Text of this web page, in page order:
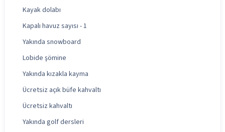
Kayak dolabı
Kapalı havuz sayısı - 1
Yakında snowboard
Lobide şömine
Yakında kızakla kayma
Ücretsiz açık büfe kahvaltı
Ücretsiz kahvaltı
Yakında golf dersleri